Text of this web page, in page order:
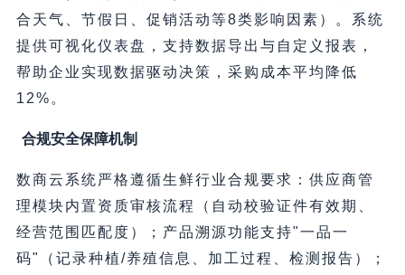
合天气、节假日、促销活动等8类影响因素）。系统
提供可视化仪表盘，支持数据导出与自定义报表，
帮助企业实现数据驱动决策，采购成本平均降低
12%。
合规安全保障机制
数商云系统严格遵循生鲜行业合规要求：供应商管
理模块内置资质审核流程（自动校验证件有效期、
经营范围匹配度）；产品溯源功能支持"一品一
码"（记录种植/养殖信息、加工过程、检测报告）；